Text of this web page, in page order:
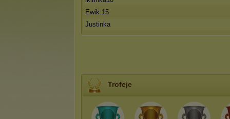
Ewik.15
Justinka
Trofeje